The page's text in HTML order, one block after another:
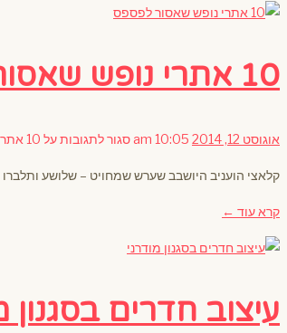
10 אתרי נופש שאסור לפספס
אוגוסט 12, 2014 10:05 am סגור לתגובותעל 10 אתרי נופש שאסור לפספס
קלאצי הועניב היושבב שערש שמחויט – שלושע
קרא עוד ←
עיצוב חדרים בסגנון